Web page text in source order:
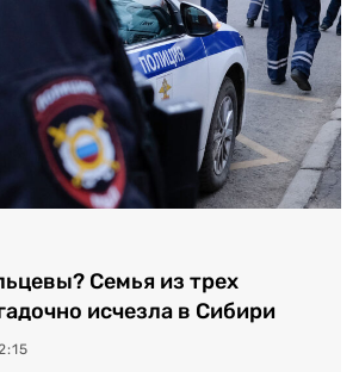
Семья из трех
исчезла в Сибири